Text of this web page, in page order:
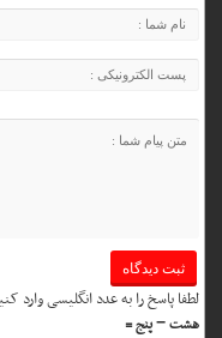
لطفا پاسخ را به عدد انگلیسی وارد کنید:
هشت − پنج =